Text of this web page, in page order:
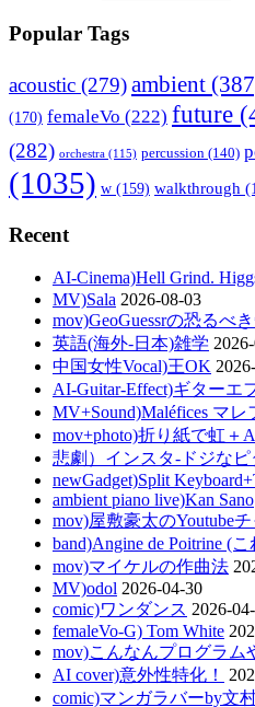
Popular Tags
acoustic (279)ambient
(170) femaleVo (222) future
(282) orchestra (115) percussion (140)
(1035) w (159) walkthrough
Recent
AI-Cinema)Hell Grind.
MV)Sala 2026-08-03
mov)GeoGuessrの恐るべ
英語(海外-日本)雑学
中国女性Vocal)王OK
AI-Guitar-Effect)ギターエ
MV+Sound)Maléfices マレ
mov+photo)折り紙で虹＋
悲劇）インスタ-ドジなピ
newGadget)Split
ambient piano live)Kan Sano
mov)屋敷豪太のYoutube
band)Angine de Poitrine (
mov)マイケルの作曲法
MV)odol 2026-04-30
comic)ワンダンス 2026-
femaleVo-G) Tom White
mov)こんなんプログラム
AI cover)意外性特化！
comic)マンガラバーby文